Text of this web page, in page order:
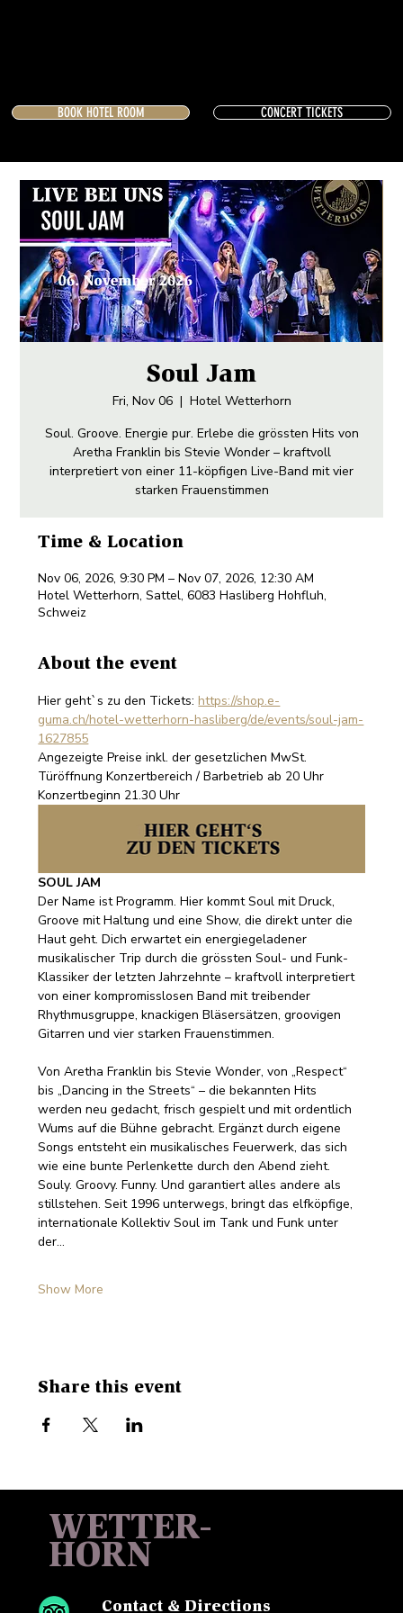
CONCERT TICKETS
BOOK HOTEL ROOM
Soul Jam
Fri, Nov 06
  |
Hotel Wetterhorn
Soul. Groove. Energie pur. Erlebe die grössten Hits von
Aretha Franklin bis Stevie Wonder – kraftvoll
interpretiert von einer 11-köpfigen Live-Band mit vier
starken Frauenstimmen
Time & Location
Nov 06, 2026, 9:30 PM – Nov 07, 2026, 12:30 AM
Hotel Wetterhorn, Sattel, 6083 Hasliberg Hohfluh,
Schweiz
About the event
Hier geht`s zu den Tickets: https://shop.e-
guma.ch/hotel-wetterhorn-hasliberg/de/events/soul-jam-
1627855
Angezeigte Preise inkl. der gesetzlichen MwSt.
Türöffnung Konzertbereich / Barbetrieb ab 20 Uhr
Konzertbeginn 21.30 Uhr
SOUL JAM
Der Name ist Programm. Hier kommt Soul mit Druck,
Groove mit Haltung und eine Show, die direkt unter die
Haut geht. Dich erwartet ein energiegeladener
musikalischer Trip durch die grössten Soul- und Funk-
Klassiker der letzten Jahrzehnte – kraftvoll interpretiert
von einer kompromisslosen Band mit treibender
Rhythmusgruppe, knackigen Bläsersätzen, groovigen
Gitarren und vier starken Frauenstimmen.
Von Aretha Franklin bis Stevie Wonder, von „Respect“
bis „Dancing in the Streets“ – die bekannten Hits
werden neu gedacht, frisch gespielt und mit ordentlich
Wums auf die Bühne gebracht. Ergänzt durch eigene
Songs entsteht ein musikalisches Feuerwerk, das sich
wie eine bunte Perlenkette durch den Abend zieht.
Souly. Groovy. Funny. Und garantiert alles andere als
stillstehen. Seit 1996 unterwegs, bringt das elfköpfige,
internationale Kollektiv Soul im Tank und Funk unter
der…
Show More
Share this event
WETTER-
HORN
Contact & Directions